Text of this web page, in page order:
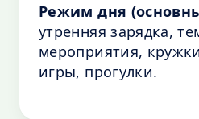
Режим дня
утренняя зарядка,
мероприятия,
игры, прогулки.